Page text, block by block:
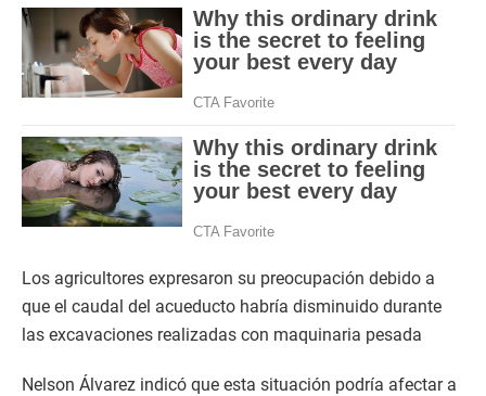
Los agricultores expresaron su preocupación debido a
que el caudal del acueducto habría disminuido durante
las excavaciones realizadas con maquinaria pesada
Nelson Álvarez indicó que esta situación podría afectar a